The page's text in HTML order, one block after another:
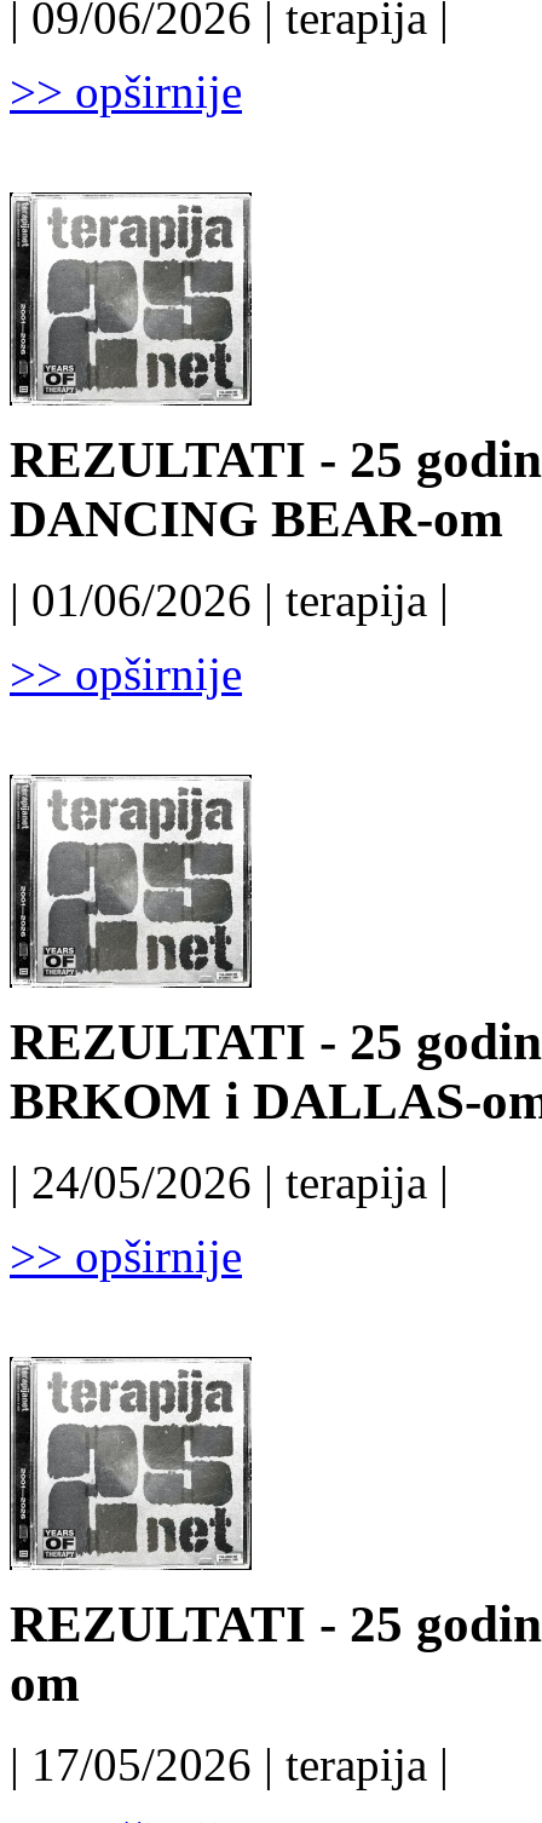
| 09/06/2026 | terapija |
>> opširnije
REZULTATI - 25
DANCING BEAR-om
| 01/06/2026 | terapija |
>> opširnije
REZULTATI - 25
BRKOM i DALLAS-
| 24/05/2026 | terapija |
>> opširnije
REZULTATI - 25
om
| 17/05/2026 | terapija |